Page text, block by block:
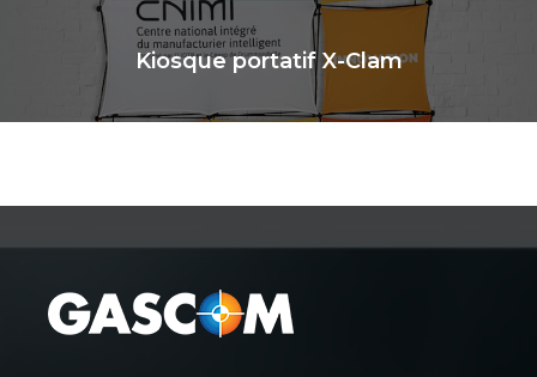
Kiosque portatif X-Clam